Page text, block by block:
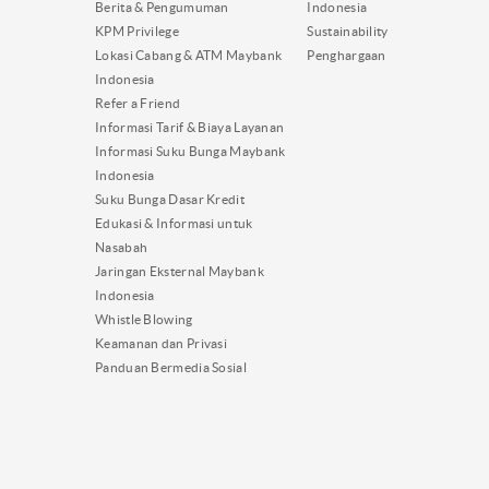
Berita & Pengumuman
KPM Privilege
Lokasi Cabang & ATM Maybank
Indonesia
Refer a Friend
Informasi Tarif & Biaya Layanan
Informasi Suku Bunga Maybank
Indonesia
Suku Bunga Dasar Kredit
Edukasi & Informasi untuk
Nasabah
Jaringan Eksternal Maybank
Indonesia
Whistle Blowing
Keamanan dan Privasi
Panduan Bermedia Sosial
Indonesia
Sustainability
Penghargaan